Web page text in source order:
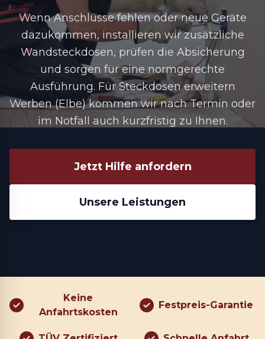
Wenn Anschlüsse fehlen oder neue Geräte
dazukommen, installieren wir zusätzliche
Wandsteckdosen, prüfen die Absicherung
und sorgen für eine normgerechte
Ausführung. Für Steckdosen erweitern
Werben (Elbe) kommen wir nach Termin oder
im Notfall auch kurzfristig zu Ihnen.
Jetzt Hilfe anfordern
Unsere Leistungen
Keine
Anfahrtskosten
Festpreis-Garantie